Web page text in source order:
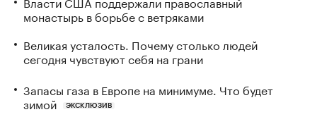
монастырь в борьбе с ветряками
Великая усталость. Почему столько людей
сегодня чувствуют себя на грани
Запасы газа в Европе на минимуме. Что будет
зимой
ЭКСКЛЮЗИВ